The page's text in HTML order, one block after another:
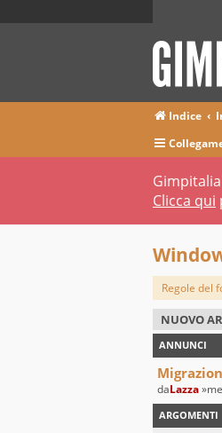
Indice
Clicca qui
Regole del
NUOVO
ANNUNCI
daLazza
ARGOMENTI